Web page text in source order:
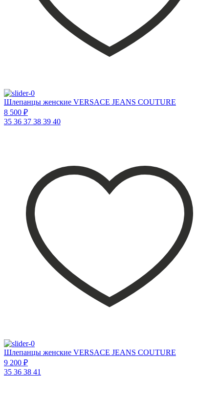
Шлепанцы женские VERSACE JEANS COUTURE
8 500 ₽
35 36 37 38 39 40
Шлепанцы женские VERSACE JEANS COUTURE
9 200 ₽
35 36 38 41